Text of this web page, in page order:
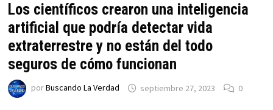
Los científicos crearon una inteligencia
artificial que podría detectar vida
extraterrestre y no están del todo
seguros de cómo funcionan
porBuscando La Verdad septiembre 27, 2023 0